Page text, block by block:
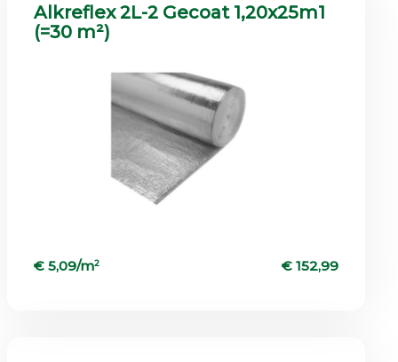
Alkreflex 2L-2 Gecoat 1,20x25m1
(=30 m²)
€ 5,09/m2 € 152,99